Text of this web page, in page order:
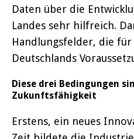
Daten über die
Landes sehr hilfreich.
Handlungsfelder, die
Deutschlands
Diese drei Bedingungen
Zukunftsfähigkeit
Erstens, ein neues